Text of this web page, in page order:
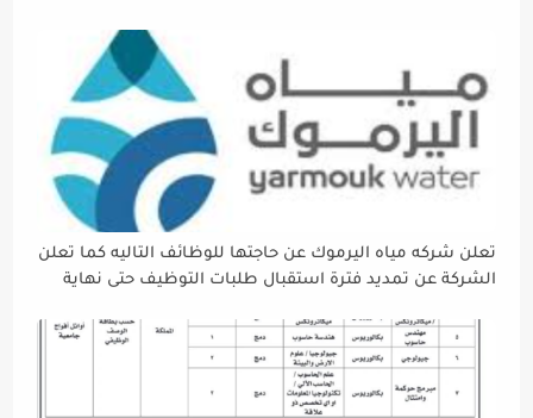
تعلن شركه مياه اليرموك عن حاجتها للوظائف التاليه كما تعلن
الشركة عن تمديد فترة استقبال طلبات التوظيف حتى نهاية
إتاحة الفرصة الكافية أمام الجميع لاستكمال إجراءات التقديم.